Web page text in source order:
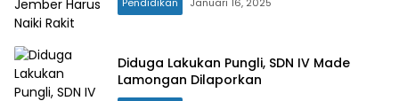
Pendidikan Januari 16, 2025
Diduga Lakukan Pungli, SDN IV Made
Lamongan Dilaporkan